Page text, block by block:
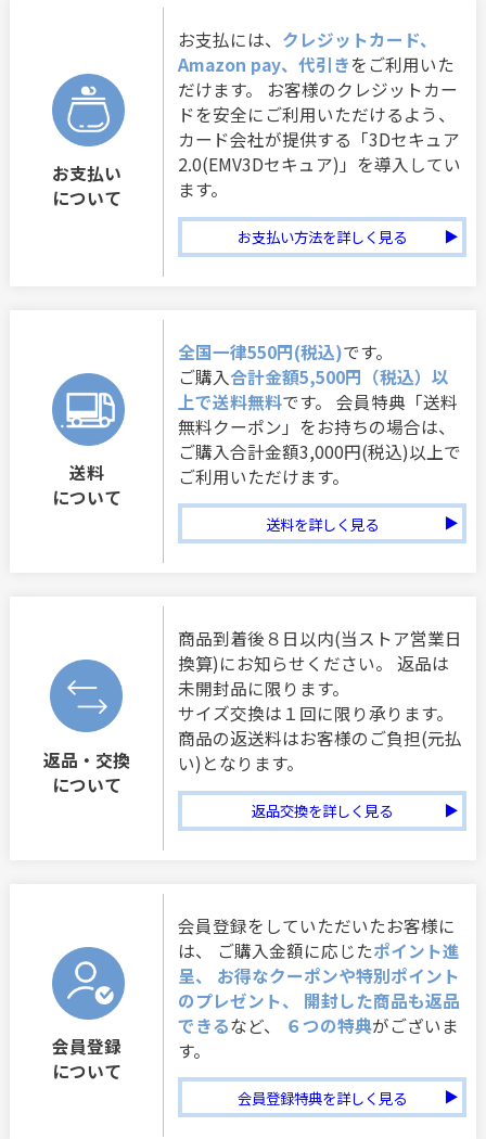
お支払い
について
お支払には、 クレジットカード、
Amazon pay、代引きをご利用いた
だけます。 お客様のクレジットカー
ドを安全にご利用いただけるよう、
カード会社が提供する「3Dセキュア
2.0(EMV3Dセキュア)」を導入してい
ます。
お支払い方法を詳しく見る
送料
について
全国一律550円(税込)です。
ご購入合計金額5,500円（税込）以
上で送料無料です。 会員特典「送料
無料クーポン」をお持ちの場合は、
ご購入合計金額3,000円(税込)以上で
ご利用いただけます。
送料を詳しく見る
返品・交換
について
商品到着後８日以内(当ストア営業日
換算)にお知らせください。 返品は
未開封品に限ります。
サイズ交換は１回に限り承ります。
商品の返送料はお客様のご負担(元払
い)となります。
返品交換を詳しく見る
会員登録
について
会員登録をしていただいたお客様に
は、 ご購入金額に応じたポイント進
呈、 お得なクーポンや特別ポイント
のプレゼント、 開封した商品も返品
できるなど、 ６つの特典がございま
す。
会員登録特典を詳しく見る